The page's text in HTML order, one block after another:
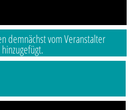
demnächst vom Veranstalter
hinzugefügt.
wird demnächst vom Veranstalter hinzugefügt.